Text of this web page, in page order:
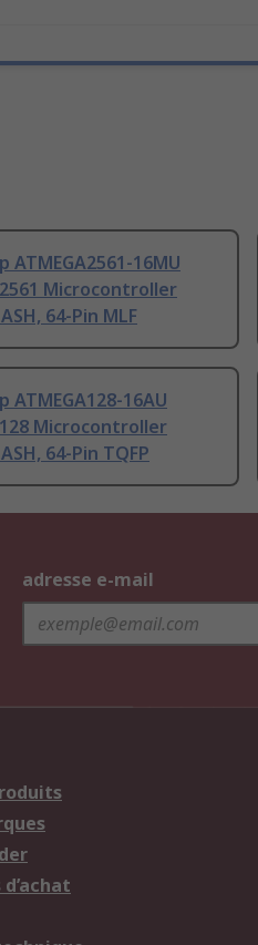
ATMEGA2561-16MU
Microcontroller
64-Pin MLF
ATMEGA128-16AU
Microcontroller
64-Pin TQFP
adresse e-mail